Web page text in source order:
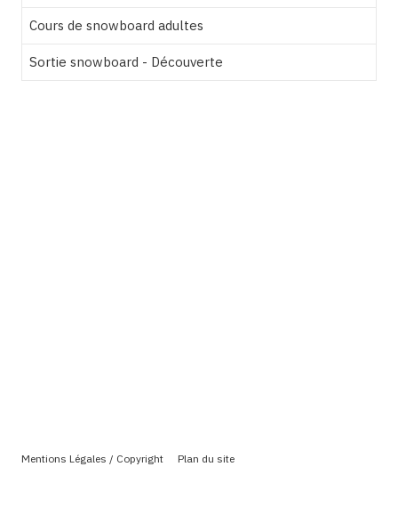
Cours de snowboard adultes
Sortie snowboard - Découverte
Mentions Légales / Copyright Plan du site